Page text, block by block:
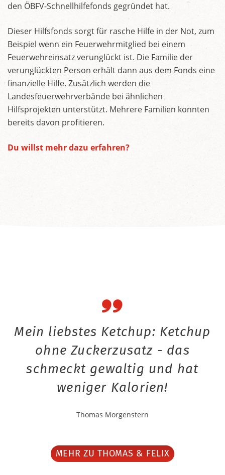
den ÖBFV-Schnellhilfefonds gegründet hat.
Dieser Hilfsfonds sorgt für rasche Hilfe in der Not, zum
Beispiel wenn ein Feuerwehrmitglied bei einem
Feuerwehreinsatz verunglückt ist. Die Familie der
verunglückten Person erhält dann aus dem Fonds eine
finanzielle Hilfe. Zusätzlich werden die
Landesfeuerwehrverbände bei ähnlichen
Hilfsprojekten unterstützt. Mehrere Familien konnten
bereits davon profitieren.
Du willst mehr dazu erfahren?
Mein liebstes Ketchup: Ketchup
ohne Zuckerzusatz - das
schmeckt gewaltig und hat
weniger Kalorien!
Thomas Morgenstern
MEHR ZU THOMAS & FELIX